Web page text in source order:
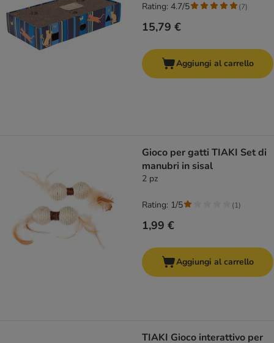
15,79 €
Rating: 4.7/5 (7)
Aggiungi al carrello
Gioco per gatti TIAKI Set di
manubri in sisal
2 pz
1,99 €
Rating: 1/5 (1)
Aggiungi al carrello
TIAKI Gioco interattivo per